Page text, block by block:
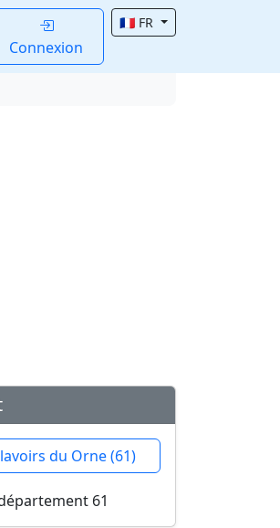
Connexion
🇫🇷 FR
du Orne (61)